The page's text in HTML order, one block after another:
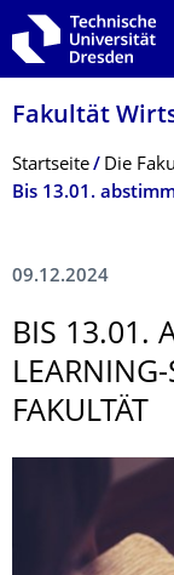
Zur Hauptnavigation
Zur Suche springen
Zum Inhalt springen
Fakultät
Breadcrumb-Menü
Startseite Die
09.12.2024
BIS 13.01.
FAKULTÄT